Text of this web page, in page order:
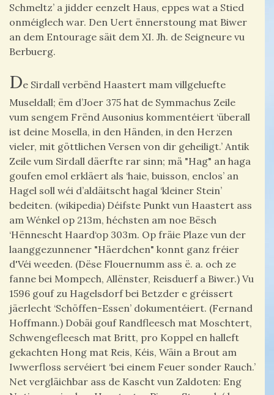
Schmeltz’ a jidder eenzelt Haus, eppes wat a Stied
onméiglech war. Den Uert ënnerstoung mat Biwer
an dem Entourage säit dem XI. Jh. de Seigneure vu
Berbuerg.
De Sirdall verbënd Haastert mam villgeluefte
Museldall; ëm d’Joer 375 hat de Symmachus Zeile
vum sengem Frënd Ausonius kommentéiert ‘überall
ist deine Mosella, in den Händen, in den Herzen
vieler, mit göttlichen Versen von dir geheiligt.’ Antik
Zeile vum Sirdall däerfte rar sinn; mä "Hag" an haga
goufen emol erkläert als ‘haie, buisson, enclos’ an
Hagel soll wéi d’aldäitscht hagal ‘kleiner Stein’
bedeiten. (wikipedia) Déifste Punkt vun Haastert ass
am Wénkel op 213m, héchsten am noe Bësch
‘Hënnescht Haard‘op 303m. Op fräie Plaze vun der
laanggezunnener "Häerdchen" konnt ganz fréier
d'Véi weeden. (Dëse Flouernumm ass ë. a. och ze
fanne bei Mompech, Allënster, Reisduerf a Biwer.) Vu
1596 gouf zu Hagelsdorf bei Betzder e gréissert
jäerlecht ‘Schöffen-Essen’ dokumentéiert. (Fernand
Hoffmann.) Dobäi gouf Randfleesch mat Moschtert,
Schwengefleesch mat Britt, pro Koppel en halleft
gekachten Hong mat Reis, Kéis, Wäin a Brout am
Iwwerfloss servéiert ‘bei einem Feuer sonder Rauch.’
Net vergläichbar ass de Kascht vun Zaldoten: Eng